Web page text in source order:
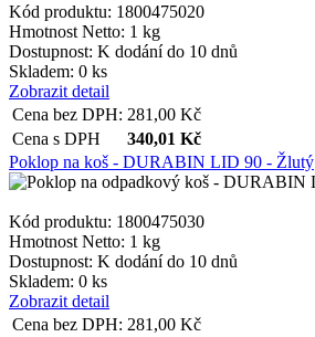
Kód produktu: 1800475020
Hmotnost Netto: 1 kg
Dostupnost: K dodání do 10 dnů
Skladem: 0 ks
Zobrazit detail
Cena bez DPH: 281,00 Kč
Cena s DPH
340,01 Kč
Poklop na koš - DURABIN LID 90 - Žlutý
Kód produktu: 1800475030
Hmotnost Netto: 1 kg
Dostupnost: K dodání do 10 dnů
Skladem: 0 ks
Zobrazit detail
Cena bez DPH: 281,00 Kč